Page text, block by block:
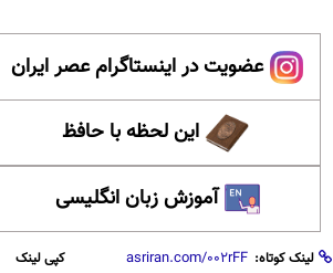
عضویت در اینستاگرام عصر ایران
این لحظه با حافظ
آموزش زبان انگلیسی
لینک کوتاه: کپی لینک